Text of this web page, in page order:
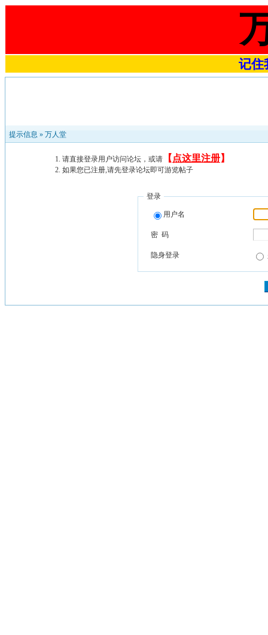
记住
提示信息 » 万人堂
请直接登录用户访问论坛，或请 【 点这里注册】
如果您已注册,请先登录论坛即可游览帖子
登录
用户名
密 码
隐身登录